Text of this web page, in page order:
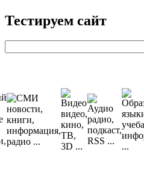
Тестируем сайт